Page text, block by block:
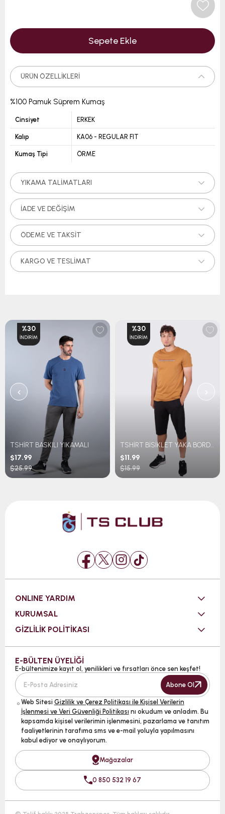
ÜRÜN ÖZELLIKLERI
%100 Pamuk Süprem Kumaş
Cinsiyet ERKEK
Kalıp KA06 - REGULAR FIT
Kumaş Tipi ÖRME
YIKAMA TALIMATLARI
İADE VE DEĞIŞIM
ÖDEME VE TAKSIT
KARGO VE TESLIMAT
TSHİRT BASKILI YIKAMALI
$17.99
$25.99
%30
İNDIRIM
TSHİRT BİSİKLET YAKA BORDO MAVİ ŞERİTLİ TRABZONSPOR BASKILI
$11.99
$15.99
%30
İNDIRIM
‹ ›
ONLINE YARDIM
KURUMSAL
GİZLİLİK POLİTİKASI
E-BÜLTEN ÜYELİĞİ
E-bültenimize kayıt ol, yenilikleri ve fırsatları önce sen keşfet!
Abone Ol
Web Sitesi Gizlilik ve Çerez Politikası ile Kişisel Verilerin
İşlenmesi ve Veri Güvenliği Politikası nı okudum ve anladım. Bu
kapsamda kişisel verilerimin işlenmesini, pazarlama ve tanıtım
faaliyetlerinin tarafıma sms ve e-mail yoluyla yapılmasını
kabul ediyor ve onaylıyorum.
Mağazalar
0 850 532 19 67